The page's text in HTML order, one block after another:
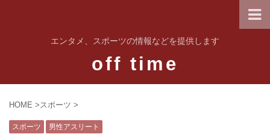
エンタメ、スポーツの情報などを提供します
off time
HOME >スポーツ >
スポーツ 男性アスリート